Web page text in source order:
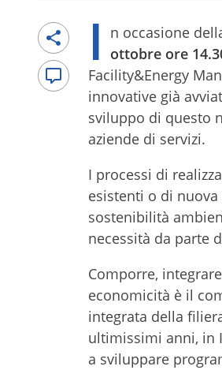
I n occasione
ottobre ore
Facility&Energy
innovative già
sviluppo di questo
aziende di servizi.
I processi di
esistenti o di
sostenibilità
necessità da parte
Comporre,
economicità è il
integrata della
ultimissimi anni, in
a sviluppare